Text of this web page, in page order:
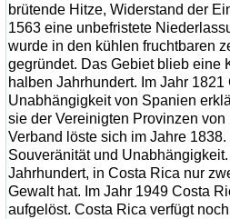
brütende Hitze, Widerstand der
1563 eine unbefristete
wurde in den kühlen fruchtbaren
gegründet. Das Gebiet blieb eine
halben Jahrhundert. Im Jahr
Unabhängigkeit von Spanien
sie der Vereinigten Provinzen
Verband löste sich im Jahre
Souveränität und
Jahrhundert, in Costa Rica nur
Gewalt hat. Im Jahr 1949 Costa
aufgelöst. Costa Rica verfügt